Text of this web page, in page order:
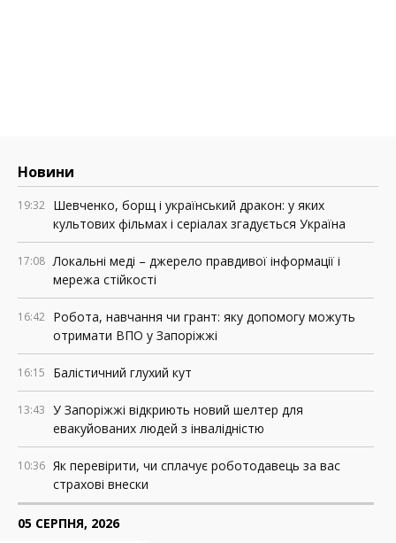
Новини
19:32 Шевченко, борщ і український дракон: у яких
культових фільмах і серіалах згадується Україна
17:08 Локальні меді – джерело правдивої інформації і
мережа стійкості
16:42 Робота, навчання чи грант: яку допомогу можуть
отримати ВПО у Запоріжжі
16:15 Балістичний глухий кут
13:43 У Запоріжжі відкриють новий шелтер для
евакуйованих людей з інвалідністю
10:36 Як перевірити, чи сплачує роботодавець за вас
страхові внески
05 СЕРПНЯ, 2026